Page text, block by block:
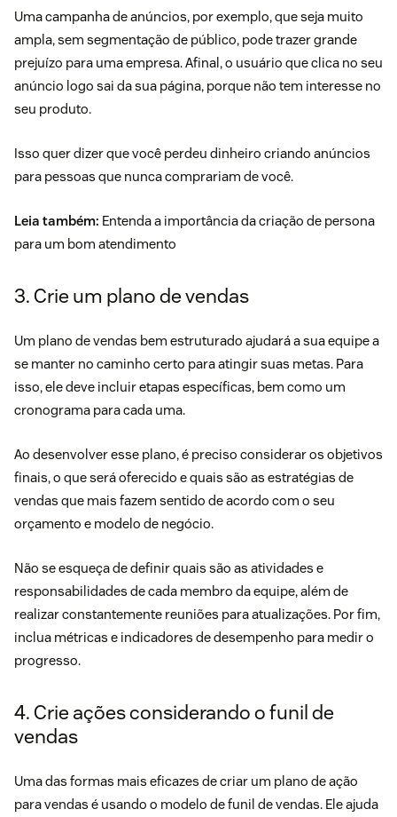
Uma campanha de anúncios, por exemplo, que seja muito
ampla, sem segmentação de público, pode trazer grande
prejuízo para uma empresa. Afinal, o usuário que clica no seu
anúncio logo sai da sua página, porque não tem interesse no
seu produto.
Isso quer dizer que você perdeu dinheiro criando anúncios
para pessoas que nunca comprariam de você.
Leia também: Entenda a importância da criação de persona
para um bom atendimento
3. Crie um plano de vendas
Um plano de vendas bem estruturado ajudará a sua equipe a
se manter no caminho certo para atingir suas metas. Para
isso, ele deve incluir etapas específicas, bem como um
cronograma para cada uma.
Ao desenvolver esse plano, é preciso considerar os objetivos
finais, o que será oferecido e quais são as estratégias de
vendas que mais fazem sentido de acordo com o seu
orçamento e modelo de negócio.
Não se esqueça de definir quais são as atividades e
responsabilidades de cada membro da equipe, além de
realizar constantemente reuniões para atualizações. Por fim,
inclua métricas e indicadores de desempenho para medir o
progresso.
4. Crie ações considerando o funil de
vendas
Uma das formas mais eficazes de criar um plano de ação
para vendas é usando o modelo defunil de vendas. Ele ajuda